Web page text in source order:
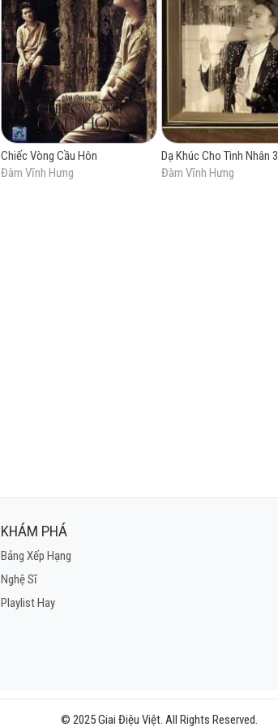
Chiếc Vòng Cầu Hôn
Đàm Vĩnh Hưng
Dạ Khúc Cho Tình Nhân 3
Đàm Vĩnh Hưng
KHÁM PHÁ
Bảng Xếp Hạng
Nghệ Sĩ
Playlist Hay
© 2025 Giai Điệu Việt. All Rights Reserved.